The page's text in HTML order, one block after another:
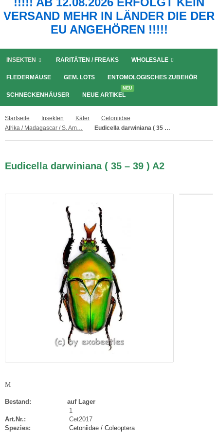
VERSAND MEHR IN LÄNDER DIE DER
EU ANGEHÖREN !!!!!
INSEKTEN RARITÄTEN / FREAKS WHOLESALE
FLEDERMÄUSE GEM. LOTS ENTOMOLOGISCHES ZUBEHÖR
SCHNECKENHÄUSER NEUE ARTIKEL
NEU
Startseite Insekten Käfer
Cetoniidae
Afrika / Madagascar / S. Amerika
Eudicella darwiniana ( 35 – 39 ) A2
Eudicella darwiniana ( 35 – 39 ) A2
M
Bestand:
auf Lager
1
Art.Nr.:
Cet2017
Spezies:
Cetoniidae / Coleoptera